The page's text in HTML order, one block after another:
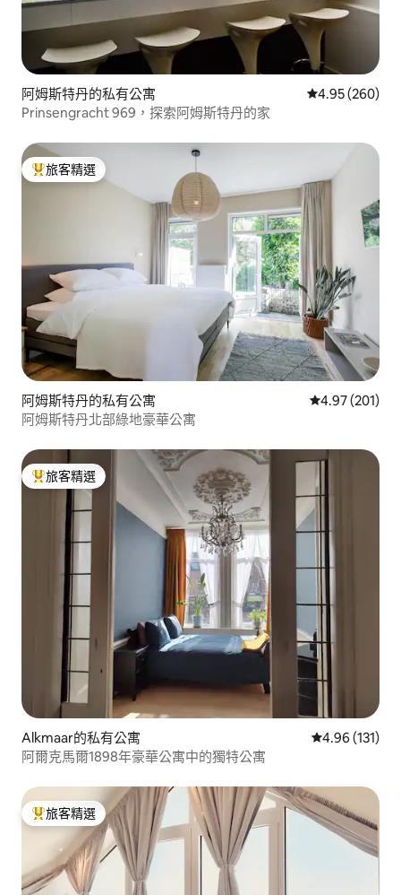
阿姆斯特丹的私有公寓 從 260 則評價
4.95 (260)
Prinsengracht 969，探索阿姆斯特丹的家
旅客精選榜首
旅客精選
阿姆斯特丹的私有公寓 從 201 則評價
4.97 (201)
阿姆斯特丹北部綠地豪華公寓
旅客精選榜首
旅客精選
Alkmaar的私有公寓 從 131 則評價
4.96 (131)
阿爾克馬爾1898年豪華公寓中的獨特公寓
旅客精選榜首
旅客精選